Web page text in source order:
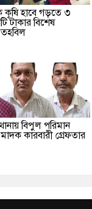
কৃষি হাবে গড়তে ৩
টাকার বিশেষ
তহবিল
বিপুল পরিমান
কারবারী গ্রেফতার